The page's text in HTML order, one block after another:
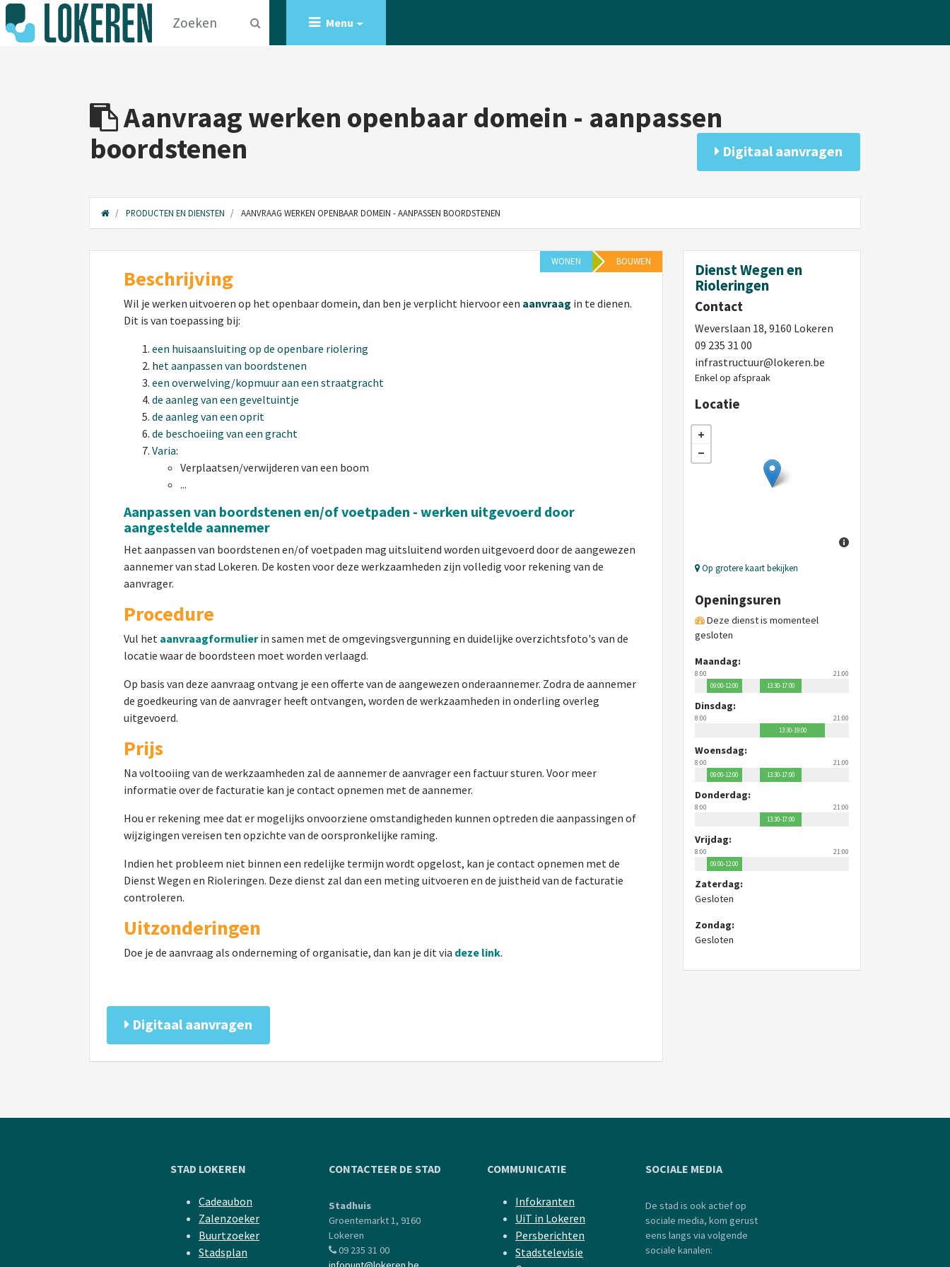
Menu
Aanvraag werken openbaar domein - aanpassen
boordstenen
Digitaal aanvragen
PRODUCTEN EN DIENSTEN AANVRAAG WERKEN OPENBAAR DOMEIN - AANPASSEN BOORDSTENEN
WONEN BOUWEN
Beschrijving
Wil je werken uitvoeren op het openbaar domein, dan ben je verplicht hiervoor een aanvraag in te dienen.
Dit is van toepassing bij:
een huisaansluiting op de openbare riolering
het aanpassen van boordstenen
een overwelving/kopmuur aan een straatgracht
de aanleg van een geveltuintje
de aanleg van een oprit
de beschoeiing van een gracht
Varia:
Verplaatsen/verwijderen van een boom
...
Aanpassen van boordstenen en/of voetpaden - werken uitgevoerd door
aangestelde aannemer
Hetaanpassen van boordstenen en/ofvoetpaden mag uitsluitend worden uitgevoerd door de aangewezen
aannemer van stad Lokeren. De kosten voor deze werkzaamheden zijn volledig voor rekening van de
aanvrager.
Procedure
Vul het aanvraagformulierin samen met de omgevingsvergunning en duidelijke overzichtsfoto's van de
locatie waar de boordsteen moet worden verlaagd.
Op basis van deze aanvraag ontvang je een offerte van de aangewezen onderaannemer. Zodra de aannemer
de goedkeuring van de aanvrager heeft ontvangen, worden de werkzaamheden in onderling overleg
uitgevoerd.
Prijs
Na voltooiing van de werkzaamheden zal de aannemer de aanvrager een factuur sturen. Voor meer
informatie over de facturatie kan je contact opnemen met de aannemer.
Hou er rekening mee dater mogelijks onvoorziene omstandigheden kunnen optreden die aanpassingen of
wijzigingen vereisen ten opzichte van de oorspronkelijke raming.
Indien het probleem niet binnen een redelijke termijn wordt opgelost, kan je contact opnemen met de
Dienst Wegen en Rioleringen. Deze dienst zal dan een meting uitvoeren en de juistheid van de facturatie
controleren.
Uitzonderingen
Doe je de aanvraag als onderneming of organisatie, dan kan je dit via deze link.
Digitaal aanvragen
Dienst Wegen en
Rioleringen
Contact
Weverslaan 18, 9160 Lokeren
09 235 31 00
infrastructuur@lokeren.be
Enkel op afspraak
Locatie
Op grotere kaart bekijken
Openingsuren
Deze dienst is momenteel
gesloten
Maandag:
8:00 21:00
09:00-12:00 13:30-17:00
Dinsdag:
8:00 21:00
13:30-19:00
Woensdag:
8:00 21:00
09:00-12:00 13:30-17:00
Donderdag:
8:00 21:00
13:30-17:00
Vrijdag:
8:00 21:00
09:00-12:00
Zaterdag:
Gesloten
Zondag:
Gesloten
STAD LOKEREN
Cadeaubon
Zalenzoeker
Buurtzoeker
Stadsplan
CONTACTEER DE STAD
Stadhuis
Groentemarkt 1, 9160
Lokeren
09 235 31 00
COMMUNICATIE
Infokranten
UiT in Lokeren
Persberichten
Stadstelevisie
SOCIALE MEDIA
De stad is ook actief op
sociale media, kom gerust
eens langs via volgende
sociale kanalen: